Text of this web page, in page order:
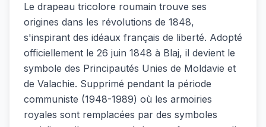
Le drapeau tricolore roumain trouve ses
origines dans les révolutions de 1848,
s'inspirant des idéaux français de liberté. Adopté
officiellement le 26 juin 1848 à Blaj, il devient le
symbole des Principautés Unies de Moldavie et
de Valachie. Supprimé pendant la période
communiste (1948-1989) où les armoiries
royales sont remplacées par des symboles